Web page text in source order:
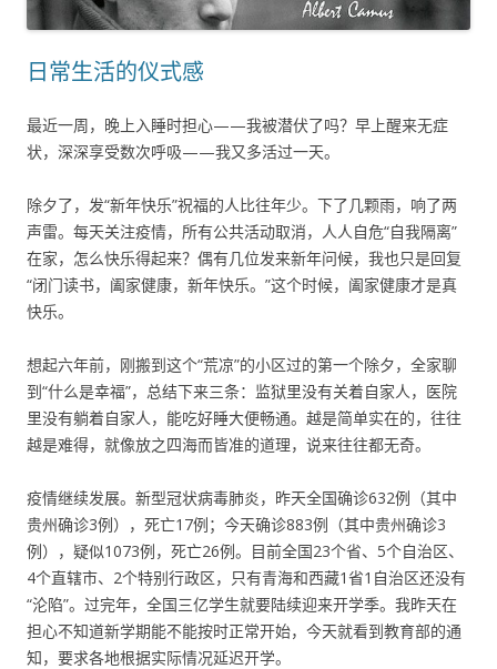
日常生活的仪式感
最近一周，晚上入睡时担心——我被潜伏了吗？早上醒来无症
状，深深享受数次呼吸——我又多活过一天。
除夕了，发“新年快乐”祝福的人比往年少。下了几颗雨，响了两
声雷。每天关注疫情，所有公共活动取消，人人自危“自我隔离”
在家，怎么快乐得起来？偶有几位发来新年问候，我也只是回复
“闭门读书，阖家健康，新年快乐。”这个时候，阖家健康才是真
快乐。
想起六年前，刚搬到这个“荒凉”的小区过的第一个除夕，全家聊
到“什么是幸福”，总结下来三条：监狱里没有关着自家人，医院
里没有躺着自家人，能吃好睡大便畅通。越是简单实在的，往往
越是难得，就像放之四海而皆准的道理，说来往往都无奇。
疫情继续发展。新型冠状病毒肺炎，昨天全国确诊632例（其中
贵州确诊3例），死亡17例；今天确诊883例（其中贵州确诊3
例），疑似1073例，死亡26例。目前全国23个省、5个自治区、
4个直辖市、2个特别行政区，只有青海和西藏1省1自治区还没有
“沦陷”。过完年，全国三亿学生就要陆续迎来开学季。我昨天在
担心不知道新学期能不能按时正常开始，今天就看到教育部的通
知，要求各地根据实际情况延迟开学。